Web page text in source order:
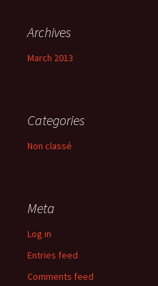
Archives
March 2013
Categories
Non classé
Meta
Log in
Entries feed
Comments feed